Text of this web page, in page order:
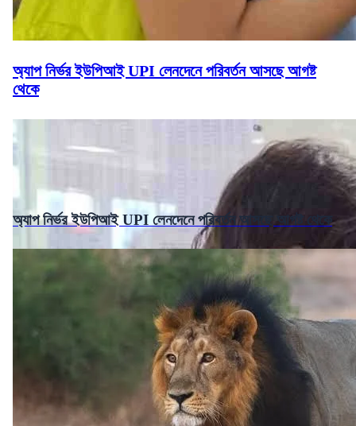
অ্যাপ নির্ভর ইউপিআই UPI লেনদেনে পরিবর্তন আসছে আগষ্ট
থেকে
অ্যাপ নির্ভর ইউপিআই UPI লেনদেনে পরিবর্তন আসছে আগষ্ট থেকে